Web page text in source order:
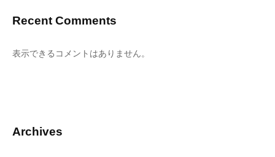
Recent Comments
表示できるコメントはありません。
Archives